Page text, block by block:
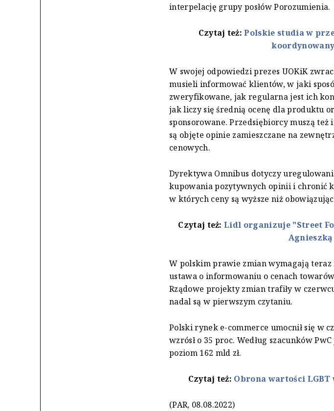
interpelację grupy posłów Porozumienia.
Czytaj też:Polskie studia w
W swojej odpowiedzi prezes UOKiK
musieli informować klientów, w jaki
zweryfikowane, jak regularna jest ich
jak liczy się średnią ocenę dla produktu
sponsorowane. Przedsiębiorcy muszą
są objęte opinie zamieszczane na
cenowych.
Dyrektywa Omnibus dotyczy
kupowania pozytywnych opinii i chronić
w których ceny są wyższe niż
Czytaj też:Lidl organizuje "Street
W polskim prawie zmian wymagają
ustawa o informowaniu o cenach
Rządowe projekty zmian trafiły w
nadal są w pierwszym czytaniu.
Polski rynek e-commerce umocnił się w
wzrósł o 35 proc. Według szacunków
poziom 162 mld zł.
Czytaj też: Obrona wartości
(PAR, 08.08.2022)